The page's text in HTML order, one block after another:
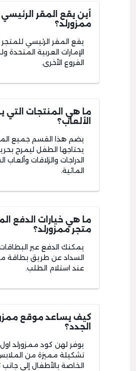
أين يقع المقر
ممزورلد؟
يقع المقر الرئيسي
الإمارات العربية المتحدة
الفروع الأخرى.
ما هي المنتجات
الألعاب؟
يضم هذا القسم جميع
يحتاجها الطفل ليمرح
الدراجات والزلاقات وألعاب
المائية.
ما هي خيارات الدفع
متجر ممزورلد؟
يمكنك الدفع عبر البطاقات
السداد عن طريق بطاقة
عند استلام الطلب.
كيف يساعد موقع
الجدد؟
يوفر لهن كود ممزورلد
تشكيلة مميزة من
الخاصة بالأطفال إلى